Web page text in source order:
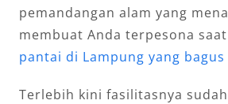
pemandangan alam yang
membuat Anda terpesona
pantai di Lampung yang bagus
Terlebih kini fasilitasnya